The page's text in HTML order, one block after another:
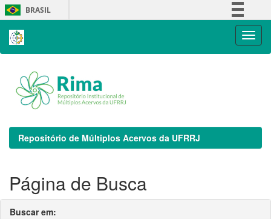
Skip
navigation
BRASIL
Repositório de Múltiplos Acervos da UFRRJ
Página de Busca
Buscar em: